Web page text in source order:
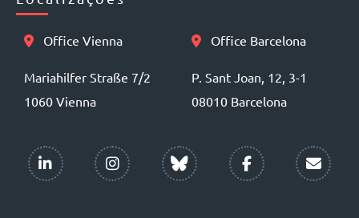
Office Vienna
Mariahilfer Straße 7/2
1060 Vienna
Office Barcelona
P. Sant Joan, 12, 3-1
08010 Barcelona